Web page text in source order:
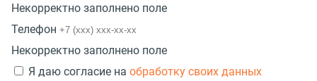
Некорректно заполнено поле
Телефон
Некорректно заполнено поле
Я даю согласие на обработку своих данных